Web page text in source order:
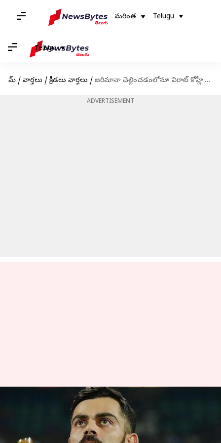
మరింత Telugu
Telugu
హోమ్ / వార్తలు / క్రీడలు వార్తలు / జరిమానా చెల్లించడంలోనూ విరాట్ కోహ్లీ రికార్డు
ADVERTISEMENT
జరిమానా చెల్లించడంలోనూ విరాట్
Jayachandra Akuri May 03, 2023 10:55 am